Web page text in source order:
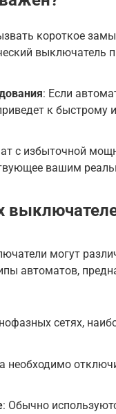
короткое
выключатель
: Если
к быстрому
с избыточной
вашим
могут
автоматов,
сетях,
необходимо
: Обычно